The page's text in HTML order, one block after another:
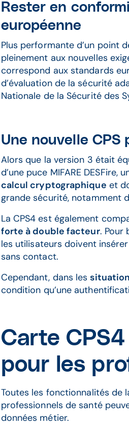
Rester en
européenne
Plus performante d’un point
pleinement aux nouvelles
correspond aux standards
d’évaluation de la sécurité
Nationale de la Sécurité des
Une nouvelle
Alors que la version 3 était
d’une puce MIFARE
calcul cryptographique et
grande sécurité, notamment
La CPS4 est également
forte à double facteur. Pour
les utilisateurs doivent
sans contact.
Cependant, dans les
condition qu’une
Carte
pour les
Toutes les fonctionnalités de
professionnels de santé
données métier.